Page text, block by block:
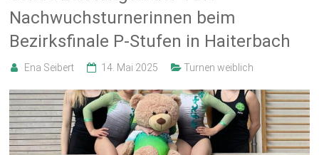
Nachwuchsturnerinnen beim
Bezirksfinale P-Stufen in Haiterbach
Ena Seibert 14. Mai 2025 Turnen weiblich